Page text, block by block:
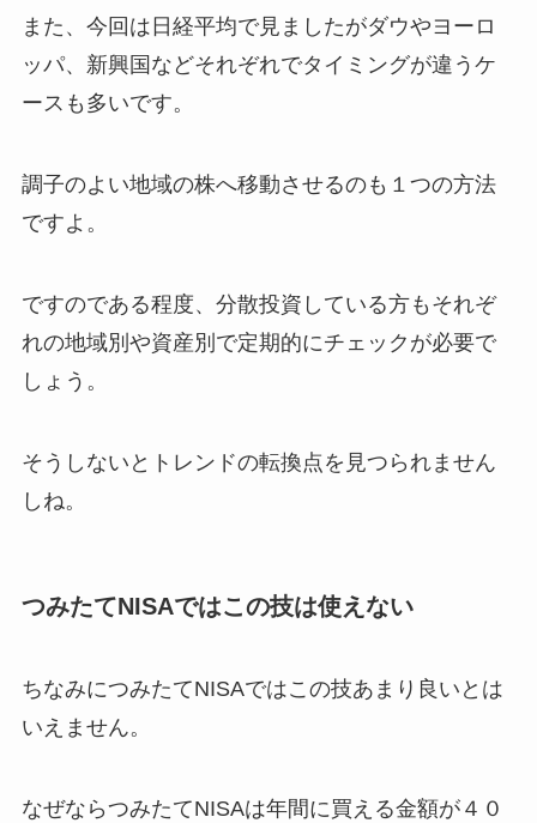
また、今回は日経平均で見ましたがダウやヨーロ
ッパ、新興国などそれぞれでタイミングが違うケ
ースも多いです。
調子のよい地域の株へ移動させるのも１つの方法
ですよ。
ですのである程度、分散投資している方もそれぞ
れの地域別や資産別で定期的にチェックが必要で
しょう。
そうしないとトレンドの転換点を見つられません
しね。
つみたてNISAではこの技は使えない
ちなみにつみたてNISAではこの技あまり良いとは
いえません。
なぜならつみたてNISAは年間に買える金額が４０